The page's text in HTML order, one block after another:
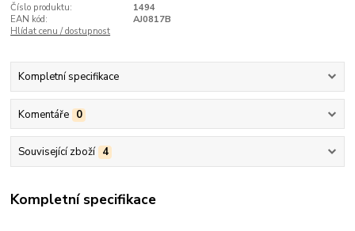
Číslo produktu:
1494
EAN kód:
AJ0817B
Hlídat cenu / dostupnost
Kompletní specifikace
Komentáře 0
Související zboží 4
Kompletní specifikace